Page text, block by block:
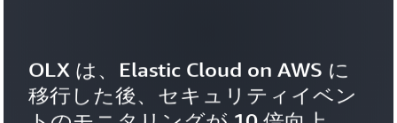
OLX は、Elastic Cloud on AWS に
移行した後、セキュリティイベン